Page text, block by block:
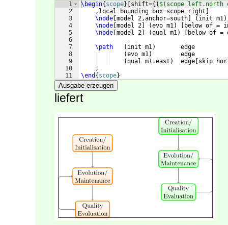
1
2
3
4
5
6
7
8
9
10
11
\begin{ scope} shift={( $(scope left.north
    ,local bounding box=scope right
\node model 2,anchor=south ( init m1)
\node model 2 (evo m1)
below of =
\node model 2 (qual m1)
below of =
\path
( init m1)
(evo m1)
(qual m1.east )
  edge
skip
    ;
\end { scope}
Ausgabe erzeugen
liefert